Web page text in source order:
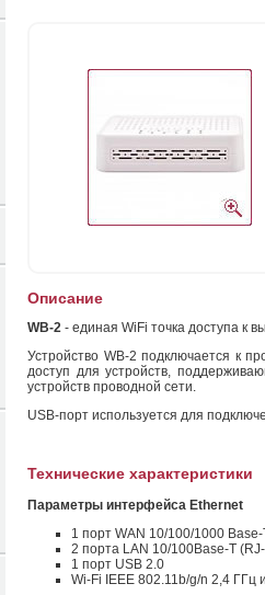
Описание
WB-2 - единая WiFi точка доступа к
Устройство WB-2 подключается к
доступ для устройств,
устройств проводной сети.
USB-порт используется для
Технические характеристики
Параметры интерфейса Ethernet
1 порт WAN 10/100/1000
2 порта LAN 10/100Base-T
1 порт USB 2.0
Wi-Fi IEEE 802.11b/g/n 2,4 ГГц